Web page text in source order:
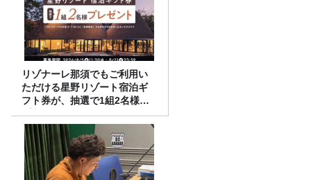
リゾナーレ那須でもご利用い
ただける星野リゾート宿泊ギ
フト券が、抽選で1組2名様に
プレゼント！